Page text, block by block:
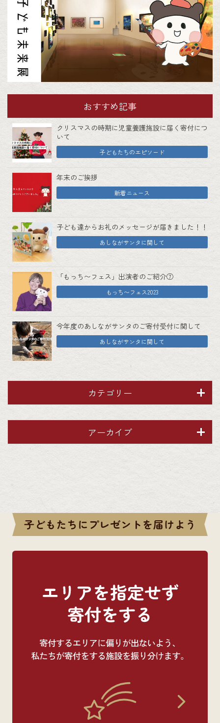
おすすめ記事
クリスマスの時期に児童養護施設に届く寄付につ
いて
子どもたちのエピソード
年末のご挨拶
新着ニュース
子ども達からお礼のメッセージが届きました！！
あしながサンタに関して
「もっち〜フェス」出演者のご紹介⑦
もっち〜フェス2023
今年度のあしながサンタのご寄付受付に関して
あしながサンタに関して
カテゴリー
アーカイブ